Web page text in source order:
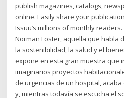
publish magazines, catalogs,
online. Easily share your
Issuu’s millions of monthly
Norman Foster, aquella que habla
la sostenibilidad, la salud y el
expone en esta gran muestra que
imaginarios proyectos
de urgencias de un hospital,
y, mientras todavía se escucha el